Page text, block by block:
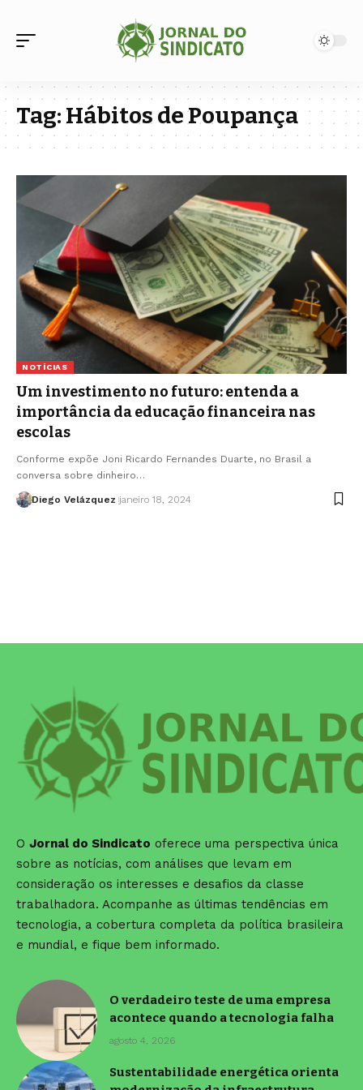
Tag:Hábitos de Poupança
NOTÍCIAS
Um investimento no futuro: entenda a
importância da educação financeira nas
escolas
Conforme expõe Joni Ricardo Fernandes Duarte, no Brasil a
conversa sobre dinheiro…
Diego Velázquez janeiro 18, 2024
O Jornal do Sindicato oferece uma perspectiva única
sobre as notícias, com análises que levam em
consideração os interesses e desafios da classe
trabalhadora. Acompanhe as últimas tendências em
tecnologia, a cobertura completa da política brasileira
e mundial, e fique bem informado.
O verdadeiro teste de uma empresa
acontece quando a tecnologia falha
agosto 4, 2026
Sustentabilidade energética orienta